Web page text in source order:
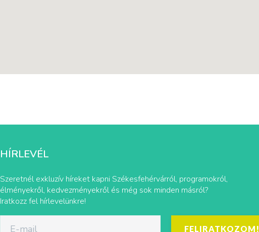
HÍRLEVÉL
Szeretnél exkluzív híreket kapni Székesfehérvárról, programokról,
élményekről, kedvezményekről és még sok minden másról?
Iratkozz fel hírlevelünkre!
FELIRATKOZOM!